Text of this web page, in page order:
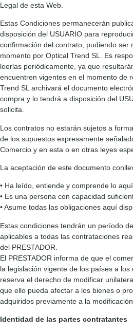
Legal de esta Web.
Estas Condiciones permanecerán
disposición del USUARIO para
confirmación del contrato, pudiendo ser
momento por Optical Trend SL. Es
leerlas periódicamente, ya que
encuentren vigentes en el momento de
Trend SL archivará el documento
compra y lo tendrá a disposición del
solicita.
Los contratos no estarán sujetos a
de los supuestos expresamente
Comercio y en esta o en otras leyes
La aceptación de este documento
• Ha leído, entiende y comprende lo
• Es una persona con capacidad
• Asume todas las obligaciones aquí
Estas condiciones tendrán un período
aplicables a todas las contrataciones
del PRESTADOR.
El PRESTADOR informa de que el
la legislación vigente de los países a
reserva el derecho de modificar
que ello pueda afectar a los bienes o
adquiridos previamente a la modificación.
Identidad de las partes contratantes